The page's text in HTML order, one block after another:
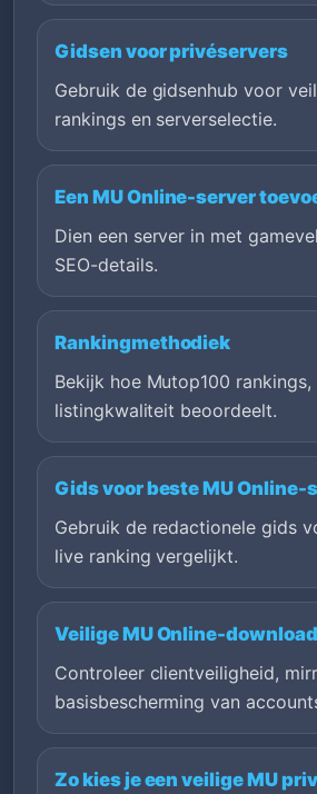
Gidsen voor privéservers
Gebruik de gidsenhub voor
rankings en serverselectie.
Een MU Online-server
Dien een server in met
SEO-details.
Rankingmethodiek
Bekijk hoe Mutop100 rankings,
listingkwaliteit beoordeelt.
Gids voor beste MU Online-
Gebruik de redactionele gids
live ranking vergelijkt.
Veilige MU Online-
Controleer clientveiligheid,
basisbescherming van
Zo kies je een veilige MU